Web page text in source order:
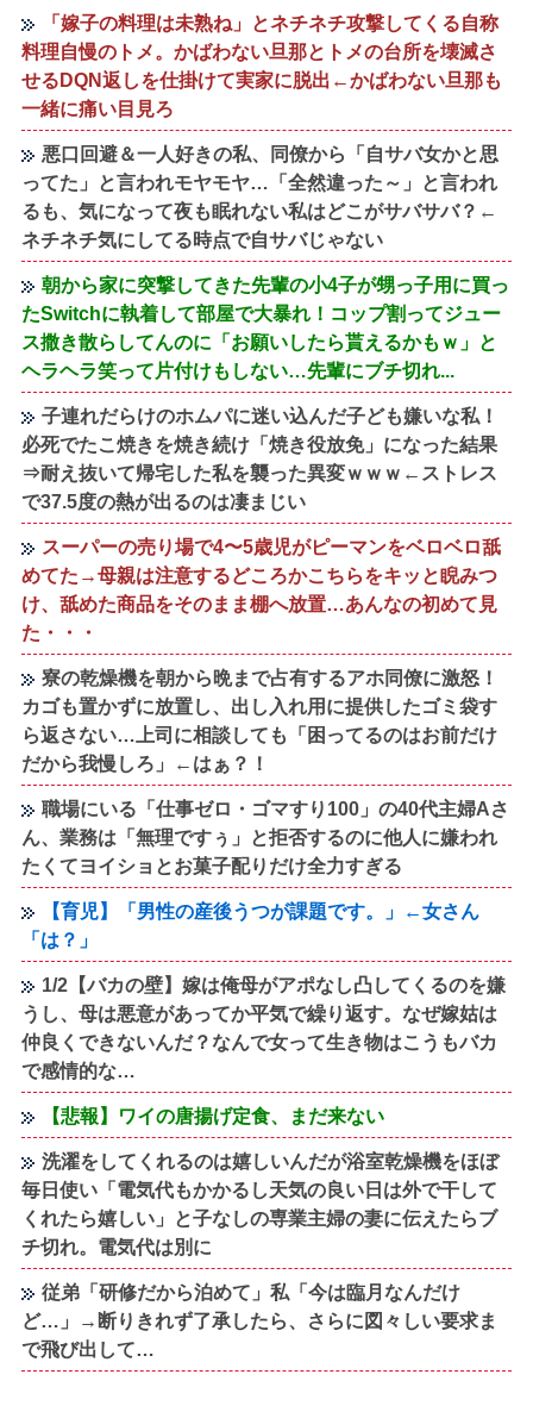
「嫁子の料理は未熟ね」とネチネチ攻撃してくる自称
料理自慢のトメ。かばわない旦那とトメの台所を壊滅さ
せるDQN返しを仕掛けて実家に脱出←かばわない旦那も
一緒に痛い目見ろ
悪口回避＆一人好きの私、同僚から「自サバ女かと思
ってた」と言われモヤモヤ…「全然違った～」と言われ
るも、気になって夜も眠れない私はどこがサバサバ？←
ネチネチ気にしてる時点で自サバじゃない
朝から家に突撃してきた先輩の小4子が甥っ子用に買っ
たSwitchに執着して部屋で大暴れ！コップ割ってジュー
ス撒き散らしてんのに「お願いしたら貰えるかもｗ」と
ヘラヘラ笑って片付けもしない…先輩にブチ切れ...
子連れだらけのホムパに迷い込んだ子ども嫌いな私！
必死でたこ焼きを焼き続け「焼き役放免」になった結果
⇒耐え抜いて帰宅した私を襲った異変ｗｗｗ←ストレス
で37.5度の熱が出るのは凄まじい
スーパーの売り場で4〜5歳児がピーマンをベロベロ舐
めてた→母親は注意するどころかこちらをキッと睨みつ
け、舐めた商品をそのまま棚へ放置…あんなの初めて見
た・・・
寮の乾燥機を朝から晩まで占有するアホ同僚に激怒！
カゴも置かずに放置し、出し入れ用に提供したゴミ袋す
ら返さない…上司に相談しても「困ってるのはお前だけ
だから我慢しろ」←はぁ？！
職場にいる「仕事ゼロ・ゴマすり100」の40代主婦Aさ
ん、業務は「無理ですぅ」と拒否するのに他人に嫌われ
たくてヨイショとお菓子配りだけ全力すぎる
【育児】「男性の産後うつが課題です。」←女さん
「は？」
1/2【バカの壁】嫁は俺母がアポなし凸してくるのを嫌
うし、母は悪意があってか平気で繰り返す。なぜ嫁姑は
仲良くできないんだ？なんで女って生き物はこうもバカ
で感情的な…
【悲報】ワイの唐揚げ定食、まだ来ない
洗濯をしてくれるのは嬉しいんだが浴室乾燥機をほぼ
毎日使い「電気代もかかるし天気の良い日は外で干して
くれたら嬉しい」と子なしの専業主婦の妻に伝えたらブ
チ切れ。電気代は別に
従弟「研修だから泊めて」私「今は臨月なんだけ
ど…」→断りきれず了承したら、さらに図々しい要求ま
で飛び出して…